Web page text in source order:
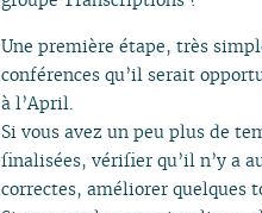
Une première étape, très
conférences qu’il serait
à l’April.
Si vous avez un peu plus de
finalisées, vérifier qu’il n’y a
correctes, améliorer quelques